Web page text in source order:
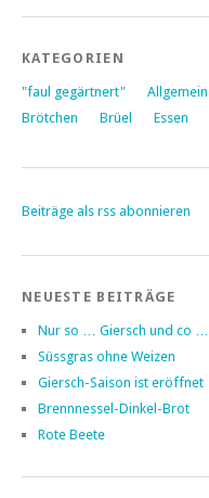
KATEGORIEN
"faul gegärtnert" Allgemein
Brötchen
Brüel Essen
Beiträge als rss abonnieren
NEUESTE BEITRÄGE
Nur so … Giersch und co …
Süssgras ohne Weizen
Giersch-Saison ist eröffnet
Brennnessel-Dinkel-Brot
Rote Beete